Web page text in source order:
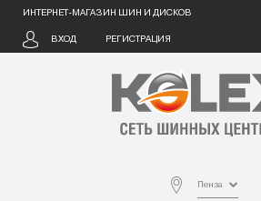
ИНТЕРНЕТ-МАГАЗИН ШИН И ДИСКОВ
ВХОД РЕГИСТРАЦИЯ
Пенза